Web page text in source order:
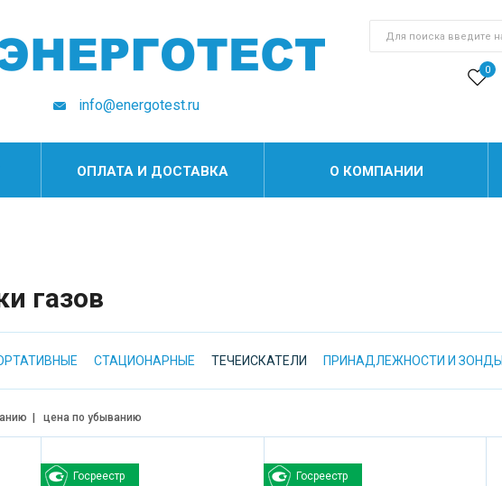
info@energotest.ru
0
ОПЛАТА И ДОСТАВКА О КОМПАНИИ
газов
СТАЦИОНАРНЫЕ ТЕЧЕИСКАТЕЛИ ПРИНАДЛЕЖНОСТИ И ЗОНДЫ
цена по убыванию
Госреестр Госреестр